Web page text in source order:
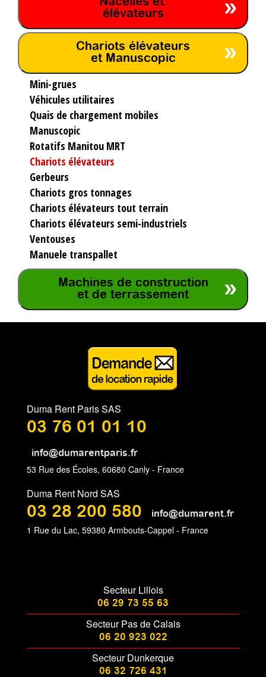
élévateurs
Chariots élévateurs
et Manuscopic
Mini-grues
Véhicules utilitaires
Quais de chargement mobiles
Manuscopic
Rotatifs Manitou MRT
Chariots élévateurs
Gerbeurs
Chariots gros tonnages
Chariots élévateurs tout terrain
Chariots élévateurs semi-industriels
Ventouses
Manuele transpallet
Machines de construction
et de terrassement
Duma Rent Paris SAS
03 76 01 01 10
info@dumarentparis.fr
53 Rue des Écoles, 60680 Canly - France
Duma Rent Nord SAS
03 28 200 580 info@dumarent.fr
1 Rue du Lac, 59380 Armbouts-Cappel - France
Secteur Lillois
06 29 73 55 63
Secteur Pas de Calais
06 20 923 022
Secteur Dunkerque
06 32 726 431